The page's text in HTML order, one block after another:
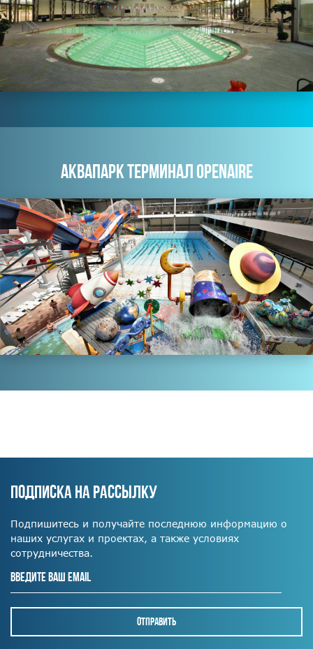
АКВАПАРК ТЕРМИНАЛ OPENAIRE
ПОДПИСКА НА РАССЫЛКУ
Подпишитесь и получайте последнюю информацию о
наших услугах и проектах, а также условиях
сотрудничества.